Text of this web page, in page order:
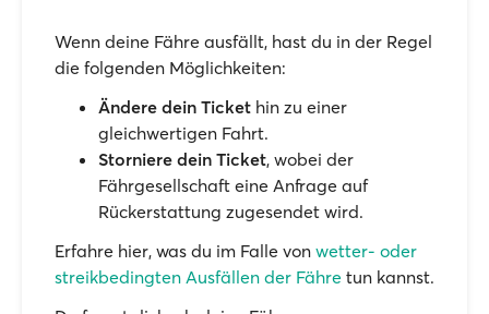
Wenn deine Fähre ausfällt, hast du in der Regel
die folgenden Möglichkeiten:
Ändere dein Ticket hin zu einer
gleichwertigen Fahrt.
Storniere dein Ticket, wobei der
Fährgesellschaft eine Anfrage auf
Rückerstattung zugesendet wird.
Erfahre hier, was du im Falle von wetter- oder
streikbedingten Ausfällen der Fähre tun kannst.